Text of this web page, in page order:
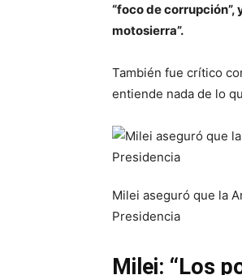
“foco de corrupción”,
motosierra”.
También fue crítico
entiende nada de lo
Milei aseguró que la
Presidencia
Milei: “Los